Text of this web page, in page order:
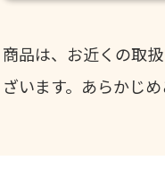
商品は、お近くの取
ざいます。あらかじめ